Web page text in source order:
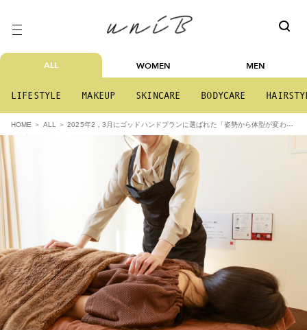
ALL WOMEN MEN
LIFESTYLE MAKEUP SKINCARE BODYCARE
HOME ALL
2025年2，3月にゴッドハンドプランに選ばれた「姿勢から体型が変わ